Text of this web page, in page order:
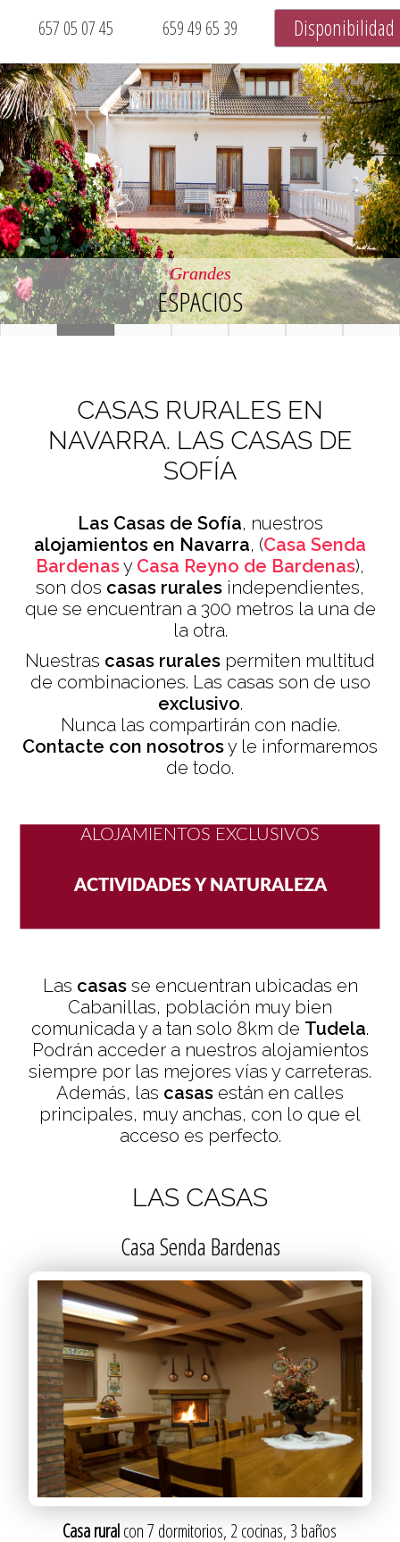
657 05 07 45 659 49 65 39 Disponibilidad
Entorno
PRIVILEGIADO
CASAS RURALES EN
NAVARRA. LAS CASAS DE
SOFÍA
Las Casas de Sofía, nuestros
alojamientos en Navarra, (Casa Senda
Bardenasy Casa Reyno de Bardenas),
son dos casas rurales independientes,
que se encuentran a 300 metros la una de
la otra.
Nuestras casas rurales permiten multitud
de combinaciones. Las casas son de uso
exclusivo.
Nunca las compartirán con nadie.
Contacte con nosotrosy le informaremos
de todo.
ALOJAMIENTOS EXCLUSIVOS
PAREJAS CON NIÑOS
SENDA VIVA. HASTA 5€ DESCUENTO
ACTIVIDADES Y NATURALEZA
DETALLES Y DECORACIÓN ESPECIAL
Las casasse encuentran ubicadas en
Cabanillas, población muy bien
comunicada y a tan solo 8km de Tudela.
Podrán acceder a nuestros alojamientos
siempre por las mejores vías y carreteras.
Además, las casas están en calles
principales, muy anchas, con lo que el
acceso es perfecto.
LAS CASAS
Casa Senda Bardenas
Casa ruralcon 7 dormitorios, 2 cocinas, 3 baños